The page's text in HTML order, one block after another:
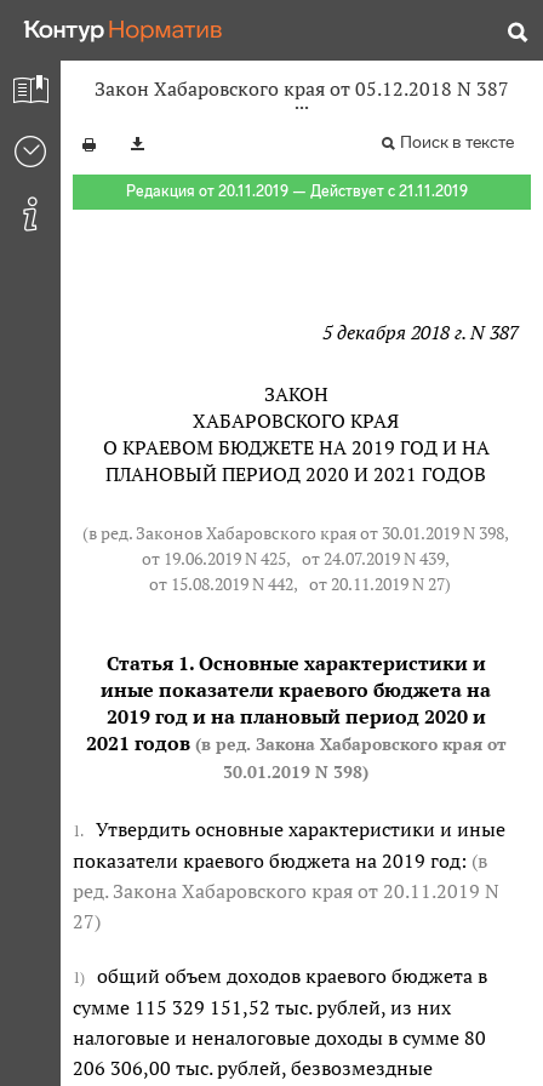
Закон Хабаровского края от 05.12.2018 N 387
Поиск в тексте
Редакция от 20.11.2019 — Действует с 21.11.2019
5 декабря 2018 г. N 387
ЗАКОН
ХАБАРОВСКОГО КРАЯ
О КРАЕВОМ БЮДЖЕТЕ НА 2019 ГОД И НА
ПЛАНОВЫЙ ПЕРИОД 2020 И 2021 ГОДОВ
(в ред. Законов Хабаровского края от 30.01.2019 N 398,
от 19.06.2019 N 425, от 24.07.2019 N 439,
от 15.08.2019 N 442, от 20.11.2019 N 27)
Статья 1. Основные характеристики и
иные показатели краевого бюджета на
2019 год и на плановый период 2020 и
2021 годов (в ред. Закона Хабаровского края от
30.01.2019 N 398)
1.
Утвердить основные характеристики и иные
показатели краевого бюджета на 2019 год: (в
ред. Закона Хабаровского края от 20.11.2019 N
27)
1)
общий объем доходов краевого бюджета в
сумме 115 329 151,52 тыс. рублей, из них
налоговые и неналоговые доходы в сумме 80
206 306,00 тыс. рублей, безвозмездные